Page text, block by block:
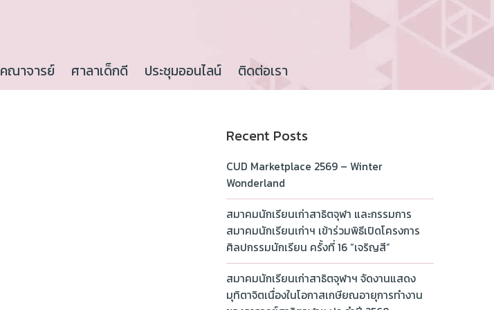
คณาจารย์ ศาลาเด็กดี ประชุมออนไลน์ ติดต่อเรา
Recent Posts
CUD Marketplace 2569 – Winter
Wonderland
สมาคมนักเรียนเก่าสาธิตจุฬา และกรรมการ
สมาคมนักเรียนเก่าฯ เข้าร่วมพิธีเปิดโครงการ
ศิลปกรรมนักเรียน ครั้งที่ 16 “เจริญสี”
สมาคมนักเรียนเก่าสาธิตจุฬาฯ จัดงานแสดง
มุทิตาจิตเนื่องในโอกาสเกษียณอายุการทำงาน